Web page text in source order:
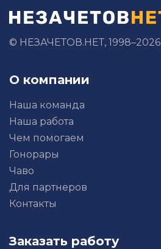
© НЕЗАЧЕТОВ.НЕТ, 1998–2026
О компании
Наша команда
Наша работа
Чем помогаем
Гонорары
Чаво
Для партнеров
Контакты
Заказать работу